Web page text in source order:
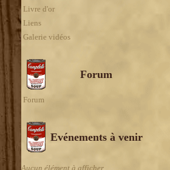
Livre d'or
Liens
Galerie vidéos
Forum
Forum
Evénements à venir
Aucun élément à afficher